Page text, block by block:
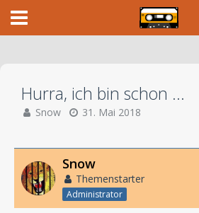
Hurra, ich bin schon ...
Snow 31. Mai 2018
Snow
Themenstarter
Administrator